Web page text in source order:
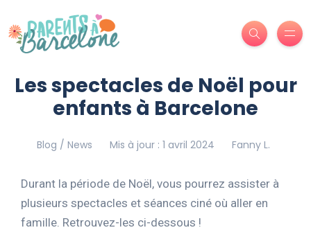
Les spectacles de Noël pour
enfants à Barcelone
Blog / News Mis à jour : 1 avril 2024 Fanny L.
Durant la période de Noël, vous pourrez assister à
plusieurs spectacles et séances ciné où aller en
famille. Retrouvez-les ci-dessous !